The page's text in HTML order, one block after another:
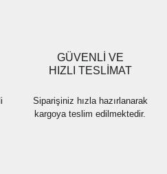
GÜVENLİ VE
HIZLI TESLİMAT
Siparişiniz hızla hazırlanarak
kargoya teslim edilmektedir.